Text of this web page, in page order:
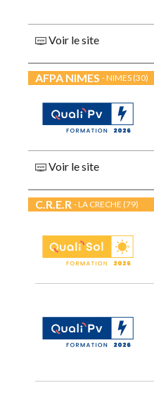
Voir le site
AFPA NIMES - NIMES (30)
Voir le site
C.R.E.R - LA CRECHE (79)